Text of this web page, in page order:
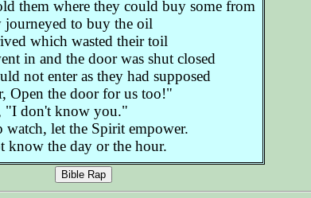
them where they could buy some from
to buy the oil
which wasted their toil
in and the door was shut closed
not enter as they had supposed
Open the door for us too!"
"I don't know you."
watch, let the Spirit empower.
know the day or the hour.
Bible Rap